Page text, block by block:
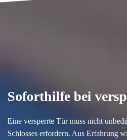
Soforthilfe bei
Eine versperrte Tür muss nicht
Schlosses erfordern. Aus Erfahrung